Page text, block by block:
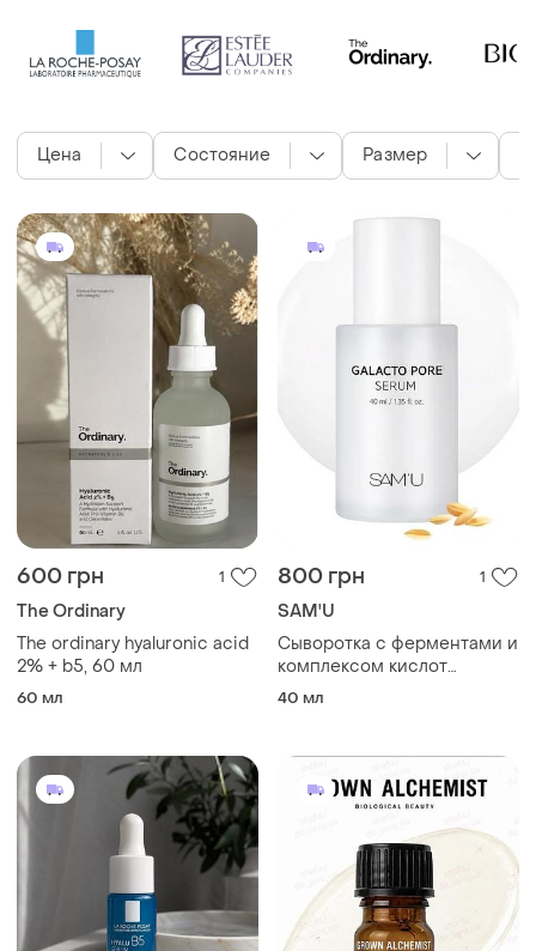
600 грн 1
The Ordinary
The ordinary hyaluronic acid
2% + b5, 60 мл
60 мл
800 грн 1
SAM'U
Сыворотка с ферментами и
комплексом кислот
aha+bha+pha
40 мл
Цена Состояние Размер